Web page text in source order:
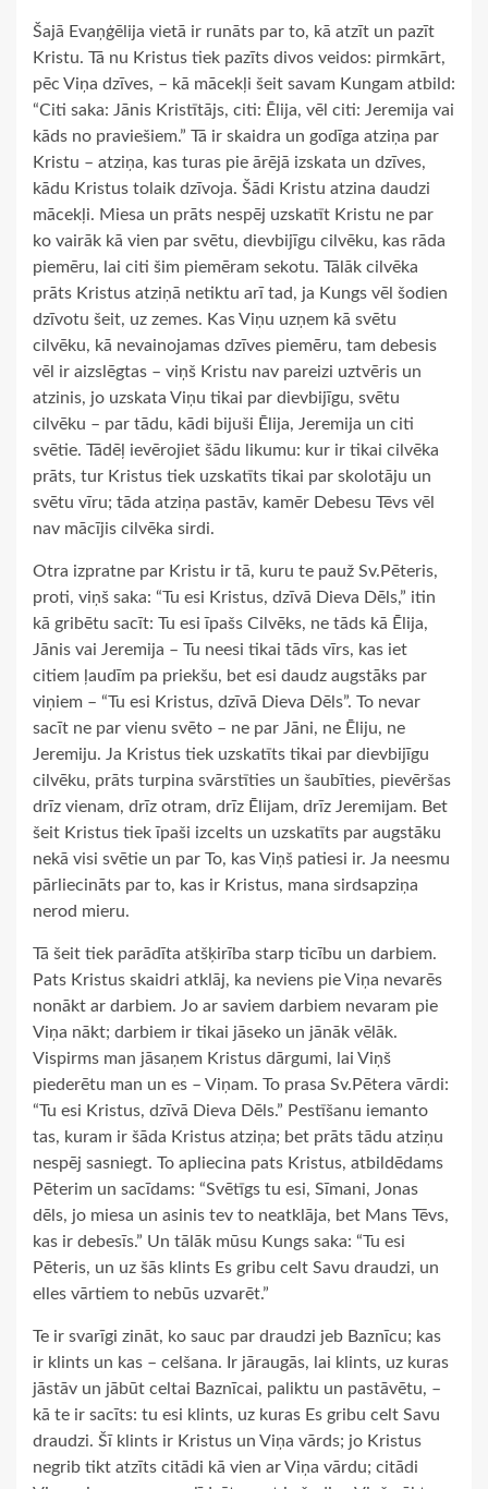
Šajā Evaņģēlija vietā ir runāts par to, kā atzīt un pazīt
Kristu. Tā nu Kristus tiek pazīts divos veidos: pirmkārt,
pēc Viņa dzīves, – kā mācekļi šeit savam Kungam atbild:
“Citi saka: Jānis Kristītājs, citi: Ēlija, vēl citi: Jeremija vai
kāds no praviešiem.” Tā ir skaidra un godīga atziņa par
Kristu – atziņa, kas turas pie ārējā izskata un dzīves,
kādu Kristus tolaik dzīvoja. Šādi Kristu atzina daudzi
mācekļi. Miesa un prāts nespēj uzskatīt Kristu ne par
ko vairāk kā vien par svētu, dievbijīgu cilvēku, kas rāda
piemēru, lai citi šim piemēram sekotu. Tālāk cilvēka
prāts Kristus atziņā netiktu arī tad, ja Kungs vēl šodien
dzīvotu šeit, uz zemes. Kas Viņu uzņem kā svētu
cilvēku, kā nevainojamas dzīves piemēru, tam debesis
vēl ir aizslēgtas – viņš Kristu nav pareizi uztvēris un
atzinis, jo uzskata Viņu tikai par dievbijīgu, svētu
cilvēku – par tādu, kādi bijuši Ēlija, Jeremija un citi
svētie. Tādēļ ievērojiet šādu likumu: kur ir tikai cilvēka
prāts, tur Kristus tiek uzskatīts tikai par skolotāju un
svētu vīru; tāda atziņa pastāv, kamēr Debesu Tēvs vēl
nav mācījis cilvēka sirdi.
Otra izpratne par Kristu ir tā, kuru te pauž Sv.Pēteris,
proti, viņš saka: “Tu esi Kristus, dzīvā Dieva Dēls,” itin
kā gribētu sacīt: Tu esi īpašs Cilvēks, ne tāds kā Ēlija,
Jānis vai Jeremija – Tu neesi tikai tāds vīrs, kas iet
citiem ļaudīm pa priekšu, bet esi daudz augstāks par
viņiem – “Tu esi Kristus, dzīvā Dieva Dēls”. To nevar
sacīt ne par vienu svēto – ne par Jāni, ne Ēliju, ne
Jeremiju. Ja Kristus tiek uzskatīts tikai par dievbijīgu
cilvēku, prāts turpina svārstīties un šaubīties, pievēršas
drīz vienam, drīz otram, drīz Ēlijam, drīz Jeremijam. Bet
šeit Kristus tiek īpaši izcelts un uzskatīts par augstāku
nekā visi svētie un par To, kas Viņš patiesi ir. Ja neesmu
pārliecināts par to, kas ir Kristus, mana sirdsapziņa
nerod mieru.
Tā šeit tiek parādīta atšķirība starp ticību un darbiem.
Pats Kristus skaidri atklāj, ka neviens pie Viņa nevarēs
nonākt ar darbiem. Jo ar saviem darbiem nevaram pie
Viņa nākt; darbiem ir tikai jāseko un jānāk vēlāk.
Vispirms man jāsaņem Kristus dārgumi, lai Viņš
piederētu man un es – Viņam. To prasa Sv.Pētera vārdi:
“Tu esi Kristus, dzīvā Dieva Dēls.” Pestīšanu iemanto
tas, kuram ir šāda Kristus atziņa; bet prāts tādu atziņu
nespēj sasniegt. To apliecina pats Kristus, atbildēdams
Pēterim un sacīdams: “Svētīgs tu esi, Sīmani, Jonas
dēls, jo miesa un asinis tev to neatklāja, bet Mans Tēvs,
kas ir debesīs.” Un tālāk mūsu Kungs saka: “Tu esi
Pēteris, un uz šās klints Es gribu celt Savu draudzi, un
elles vārtiem to nebūs uzvarēt.”
Te ir svarīgi zināt, ko sauc par draudzi jeb Baznīcu; kas
ir klints un kas – celšana. Ir jāraugās, lai klints, uz kuras
jāstāv un jābūt celtai Baznīcai, paliktu un pastāvētu, –
kā te ir sacīts: tu esi klints, uz kuras Es gribu celt Savu
draudzi. Šī klints ir Kristus un Viņa vārds; jo Kristus
negrib tikt atzīts citādi kā vien ar Viņa vārdu; citādi